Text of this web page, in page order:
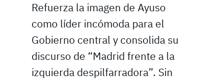
Refuerza la imagen de Ayuso
como líder incómoda para el
Gobierno central y consolida su
discurso de “Madrid frente a la
izquierda despilfarradora”. Sin